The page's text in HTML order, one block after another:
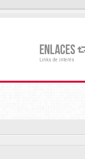
ENLACES
Links de interés